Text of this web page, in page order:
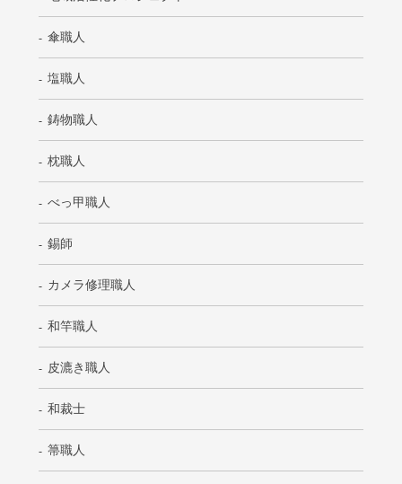
傘職人
塩職人
鋳物職人
枕職人
べっ甲職人
錫師
カメラ修理職人
和竿職人
皮漉き職人
和裁士
箒職人